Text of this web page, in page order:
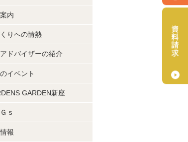
内
りへの情熱
ドバイザーの紹介
イベント
GARDEN新座
ｓ
報